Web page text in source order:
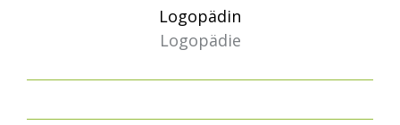
Logopädin
Logopädie